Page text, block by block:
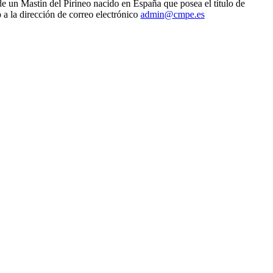
un Mastín del Pirineo nacido en España que posea el título de
a la dirección de correo electrónico admin@cmpe.es